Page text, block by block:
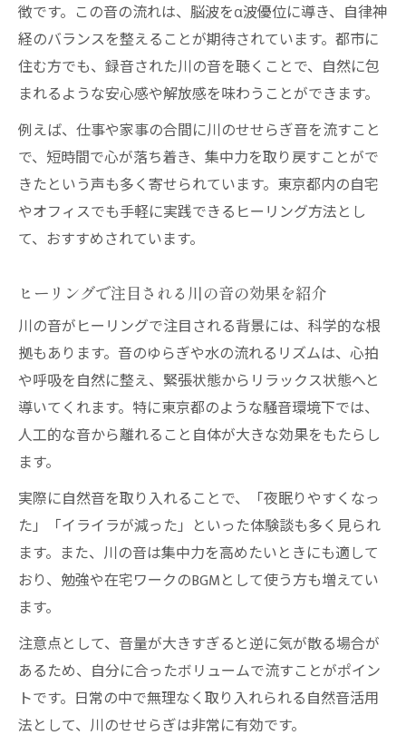
徴です。この音の流れは、脳波をα波優位に導き、自律神
経のバランスを整えることが期待されています。都市に
住む方でも、録音された川の音を聴くことで、自然に包
まれるような安心感や解放感を味わうことができます。
例えば、仕事や家事の合間に川のせせらぎ音を流すこと
で、短時間で心が落ち着き、集中力を取り戻すことがで
きたという声も多く寄せられています。東京都内の自宅
やオフィスでも手軽に実践できるヒーリング方法とし
て、おすすめされています。
ヒーリングで注目される川の音の効果を紹介
川の音がヒーリングで注目される背景には、科学的な根
拠もあります。音のゆらぎや水の流れるリズムは、心拍
や呼吸を自然に整え、緊張状態からリラックス状態へと
導いてくれます。特に東京都のような騒音環境下では、
人工的な音から離れること自体が大きな効果をもたらし
ます。
実際に自然音を取り入れることで、「夜眠りやすくなっ
た」「イライラが減った」といった体験談も多く見られ
ます。また、川の音は集中力を高めたいときにも適して
おり、勉強や在宅ワークのBGMとして使う方も増えてい
ます。
注意点として、音量が大きすぎると逆に気が散る場合が
あるため、自分に合ったボリュームで流すことがポイン
トです。日常の中で無理なく取り入れられる自然音活用
法として、川のせせらぎは非常に有効です。